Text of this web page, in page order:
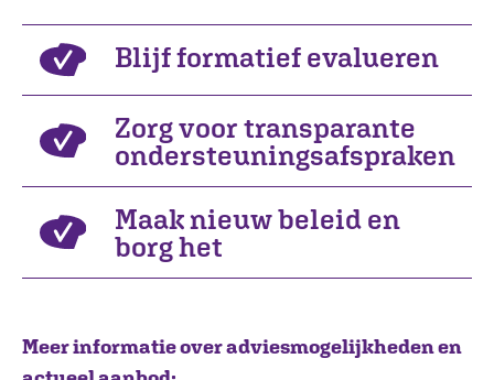
Blijf formatief evalueren
Zorg voor transparante
ondersteuningsafspraken
Maak nieuw beleid en
borg het
Meer informatie over adviesmogelijkheden en